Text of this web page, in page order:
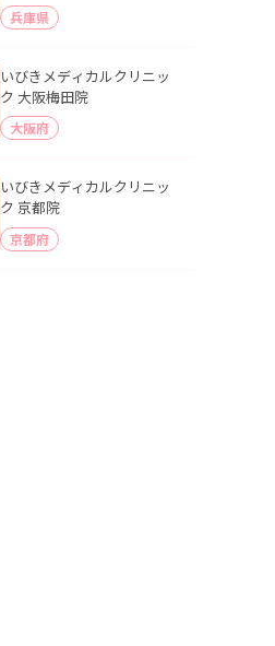
兵庫県
いびきメディカルクリニッ
ク 大阪梅田院
大阪府
いびきメディカルクリニッ
ク 京都院
京都府